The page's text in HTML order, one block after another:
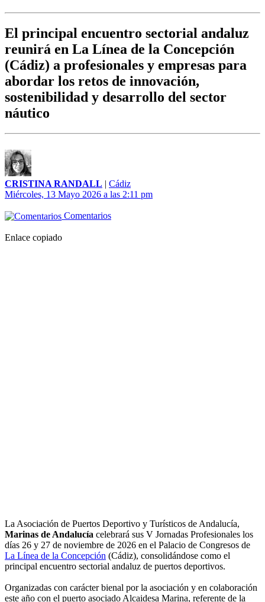
El principal encuentro sectorial andaluz
reunirá en La Línea de la Concepción
(Cádiz) a profesionales y empresas para
abordar los retos de innovación,
sostenibilidad y desarrollo del sector
náutico
CRISTINA RANDALL | Cádiz
Miércoles, 13 Mayo 2026 a las 2:11 pm
Comentarios
Enlace copiado
La Asociación de Puertos Deportivo y Turísticos de Andalucía,
Marinas de Andalucía celebrará sus V Jornadas Profesionales los
días 26 y 27 de noviembre de 2026 en el Palacio de Congresos de
La Línea de la Concepción (Cádiz), consolidándose como el
principal encuentro sectorial andaluz de puertos deportivos.
Organizadas con carácter bienal por la asociación y en colaboración
este año con el puerto asociado Alcaidesa Marina, referente de la